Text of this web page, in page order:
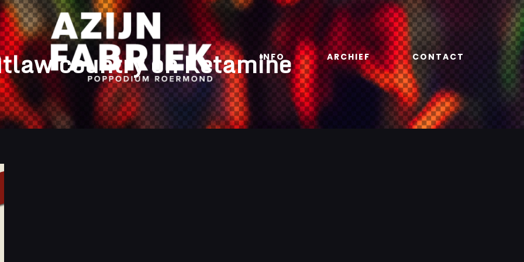
INFO ARCHIEF CONTACT
country on Ketamine